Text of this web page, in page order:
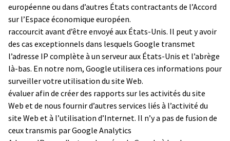
européenne ou dans d’autres États contractants de l’Accord
sur l’Espace économique européen.
raccourcit avant d’être envoyé aux États-Unis. Il peut y avoir
des cas exceptionnels dans lesquels Google transmet
l’adresse IP complète à un serveur aux États-Unis et l’abrège
là-bas. En notre nom, Google utilisera ces informations pour
surveiller votre utilisation du site Web.
évaluer afin de créer des rapports sur les activités du site
Web et de nous fournir d’autres services liés à l’activité du
site Web et à l’utilisation d’Internet. Il n’y a pas de fusion de
ceux transmis par Google Analytics